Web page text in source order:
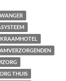
KRAAMHOTEL
THUIS